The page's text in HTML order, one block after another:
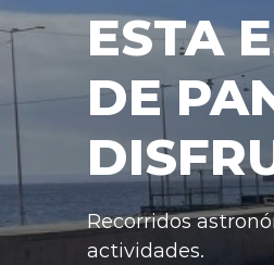
ESTA
DE
Recorridos
actividades.